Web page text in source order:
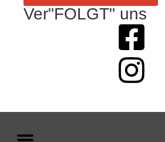
Ver"FOLGT" uns